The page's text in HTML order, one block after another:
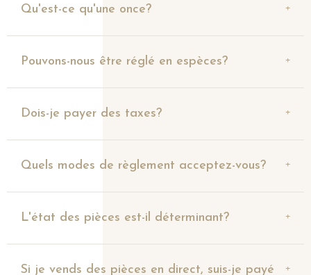
Qu'est-ce qu'une once?
Pouvons-nous être réglé en espèces?
Dois-je payer des taxes?
Quels modes de règlement acceptez-vous?
L'état des pièces est-il déterminant?
Si je vends des pièces en direct, suis-je payé